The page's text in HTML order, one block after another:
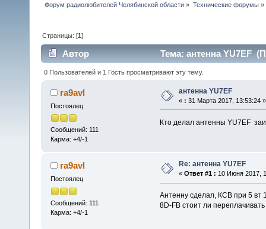
Форум радиолюбителей Челябинской области » Технические форумы»
Страницы: [1]
Автор Тема: антенна YU7EF
0 Пользователей и 1 Гость просматривают эту тему.
ra9avl
Постоялец
Сообщений: 111
Карма: +4/-1
антенна YU7EF
« : 31 Марта 2017, 13:53:24 »
Кто делал антенны YU7EF
ra9avl
Постоялец
Сообщений: 111
Карма: +4/-1
Re: антенна YU7EF
« Ответ #1 : 10 Июня 2017,
Антенну сделал, КСВ при 5 вт
8D-FB стоит ли